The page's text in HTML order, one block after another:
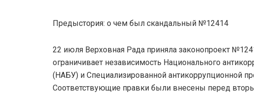
Предыстория: о чем был скандальный №12414
22 июля Верховная Рада приняла законопроект
ограничивает независимость Национального
(НАБУ) и Специализированной антикоррупционной
Соответствующие правки были внесены перед